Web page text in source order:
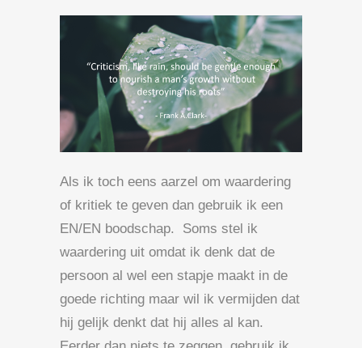
Als ik toch eens aarzel om waardering
of kritiek te geven dan gebruik ik een
EN/EN boodschap. Soms stel ik
waardering uit omdat ik denk dat de
persoon al wel een stapje maakt in de
goede richting maar wil ik vermijden dat
hij gelijk denkt dat hij alles al kan.